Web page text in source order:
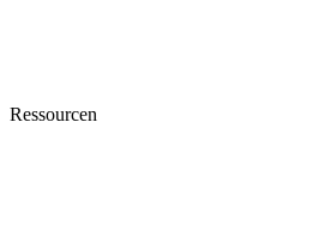
Ressourcen